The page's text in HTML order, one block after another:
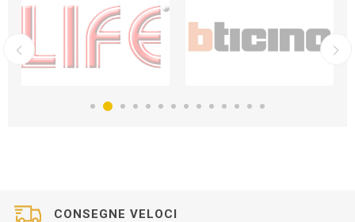
CONSEGNE VELOCI